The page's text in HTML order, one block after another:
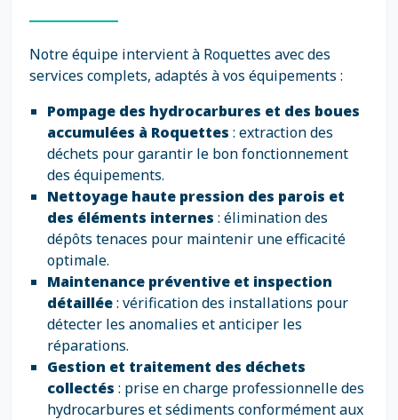
Notre équipe intervient à Roquettes avec des
services complets, adaptés à vos équipements :
Pompage des hydrocarbures et des boues
accumulées à Roquettes : extraction des
déchets pour garantir le bon fonctionnement
des équipements.
Nettoyage haute pression des parois et
des éléments internes : élimination des
dépôts tenaces pour maintenir une efficacité
optimale.
Maintenance préventive et inspection
détaillée: vérification des installations pour
détecter les anomalies et anticiper les
réparations.
Gestion et traitement des déchets
collectés : prise en charge professionnelle des
hydrocarbures et sédiments conformément aux